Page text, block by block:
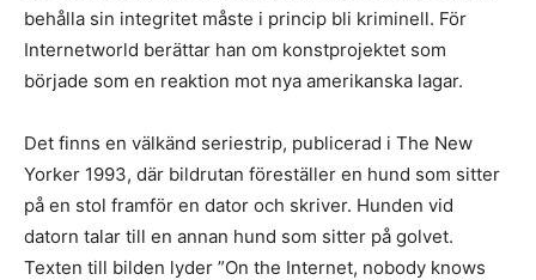
behålla sin integritet måste i princip bli kriminell. För
Internetworld berättar han om konstprojektet som
började som en reaktion mot nya amerikanska lagar.
Det finns en välkänd seriestrip, publicerad i The New
Yorker 1993, där bildrutan föreställer en hund som sitter
på en stol framför en dator och skriver. Hunden vid
datorn talar till en annan hund som sitter på golvet.
Texten till bilden lyder ”On the Internet, nobody knows